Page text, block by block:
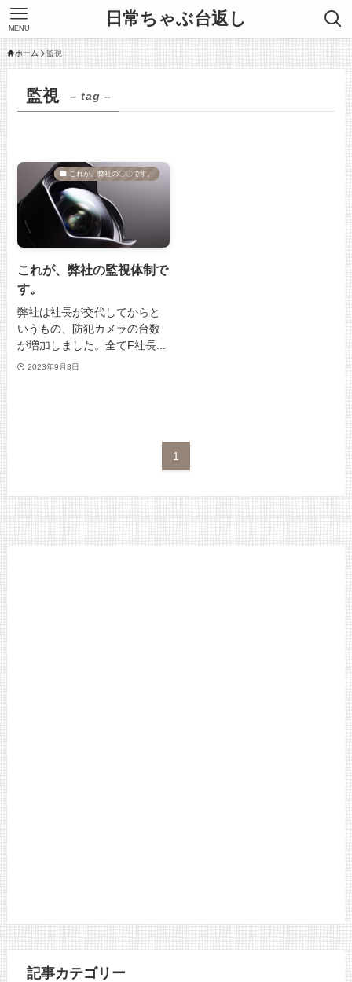
日常ちゃぶ台返し
MENU
ホーム 監視
監視 – tag –
これが、弊社の〇〇です。
これが、弊社の監視体制で
す。
弊社は社長が交代してからと
いうもの、防犯カメラの台数
が増加しました。全てF社長...
2023年9月3日
1
記事カテゴリー